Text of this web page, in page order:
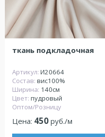
ткань подкладочная
Артикул: И20664
Состав: вис100%
Ширина: 140см
Цвет: пудровый
Оптом/Розницу
Цена: 450 руб./м